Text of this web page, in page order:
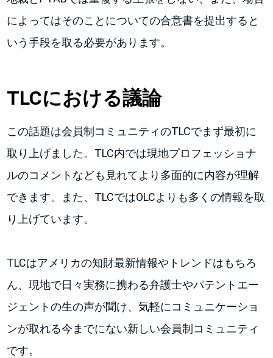
によってはそのことについての合意書を提出すると
いう手段を取る必要があります。
TLCにおける議論
この話題は会員制コミュニティのTLCでまず最初に
取り上げました。TLC内では現地プロフェッショナ
ルのコメントなども見れてより多面的に内容が理解
できます。また、TLCではOLCよりも多くの情報を取
り上げています。
TLCはアメリカの知財最新情報やトレンドはもちろ
ん、現地で日々実務に携わる弁護士やパテントエー
ジェントの生の声が聞け、気軽にコミュニケーショ
ンが取れる今までにない新しい会員制コミュニティ
です。